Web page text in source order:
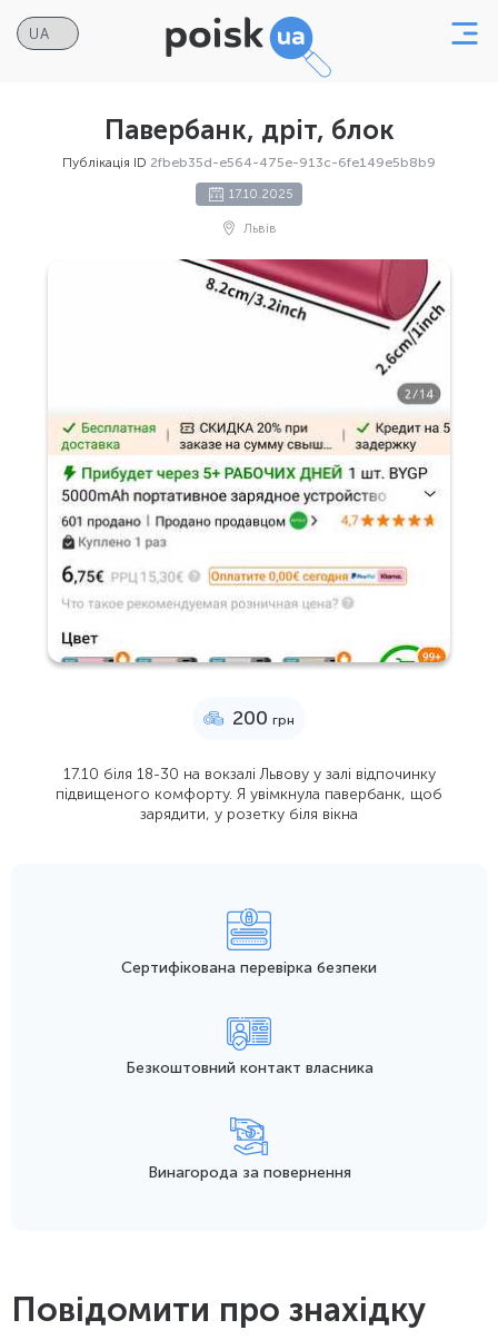
Павербанк, дріт, блок
Публікація ID 2fbeb35d-e564-475e-913c-6fe149e5b8b9
17.10.2025
Львів
200 грн
17.10 біля 18-30 на вокзалі Львову у залі відпочинку
підвищеного комфорту. Я увімкнула павербанк, щоб
зарядити, у розетку біля вікна
Сертифікована перевірка безпеки
Безкоштовний контакт власника
Винагорода за повернення
Повідомити про знахідку